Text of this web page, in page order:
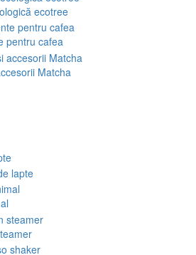
ecotree
pentru cafea
Matcha